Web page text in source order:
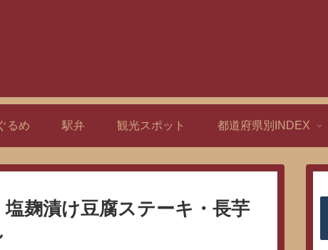
るめ 駅弁 観光スポット 都道府県別INDEX
麹漬け豆腐ステーキ・長芋